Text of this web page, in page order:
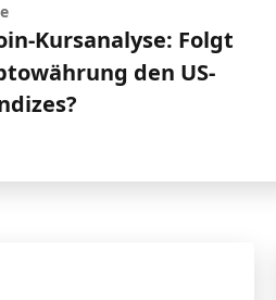
Kursanalyse: Folgt
den US-